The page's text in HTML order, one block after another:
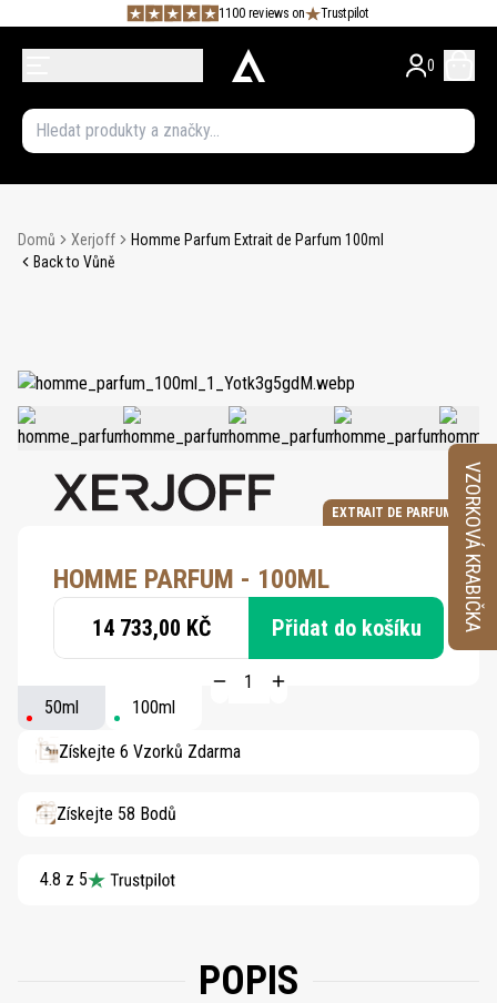
1100 reviews on Trustpilot
0
Domů Xerjoff
Homme Parfum Extrait de Parfum 100ml
Back to Vůně
EXTRAIT DE PARFUM
HOMME PARFUM - 100ML
14 733,00 KČ Přidat do košíku
50ml 100ml
Získejte 6 Vzorků Zdarma
Získejte 58 Bodů
4.8 z 5
POPIS
VZORKOVÁ KRABIČKA